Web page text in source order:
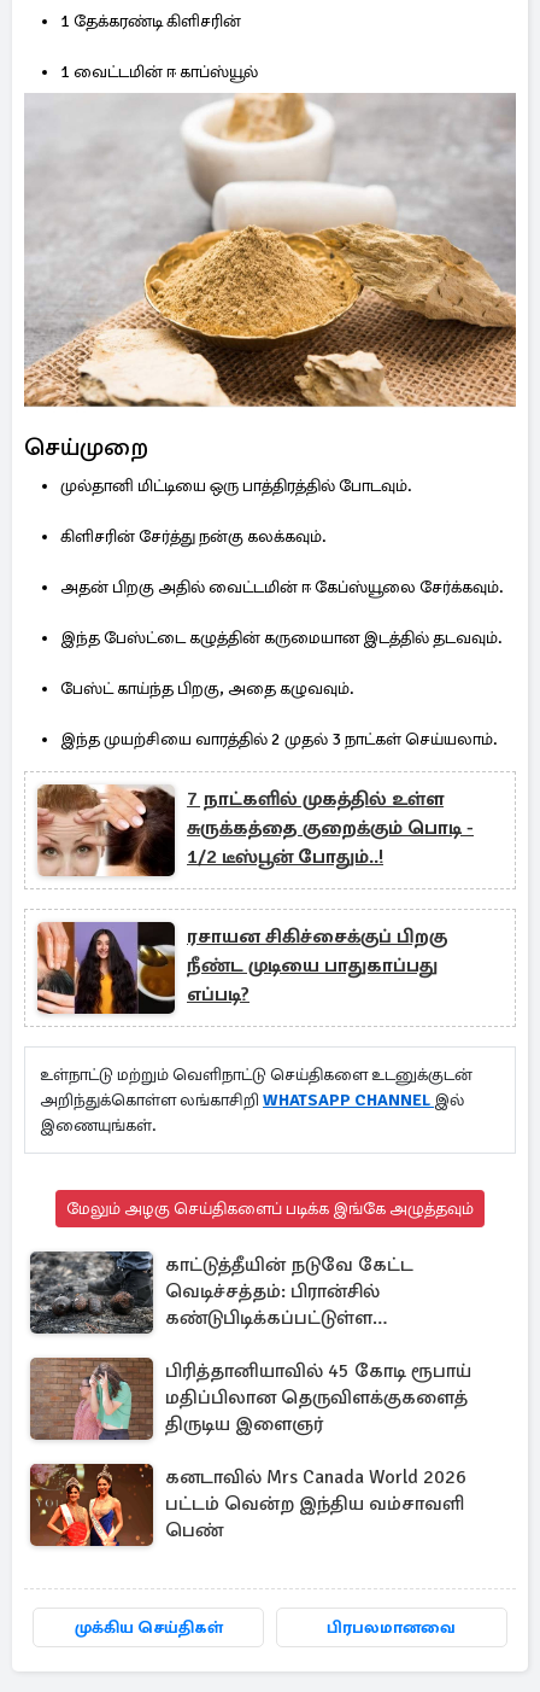
1 தேக்கரண்டி கிளிசரின்
1 வைட்டமின் ஈ காப்ஸ்யூல்
செய்முறை
முல்தானி மிட்டியை ஒரு பாத்திரத்தில் போடவும்.
கிளிசரின் சேர்த்து நன்கு கலக்கவும்.
அதன் பிறகு அதில் வைட்டமின் ஈ கேப்ஸ்யூலை சேர்க்கவும்.
இந்த பேஸ்ட்டை கழுத்தின் கருமையான இடத்தில் தடவவும்.
பேஸ்ட் காய்ந்த பிறகு, அதை கழுவவும்.
இந்த முயற்சியை வாரத்தில் 2 முதல் 3 நாட்கள் செய்யலாம்.
7 நாட்களில் முகத்தில் உள்ள
சுருக்கத்தை குறைக்கும் பொடி -
1/2 டீஸ்பூன் போதும்..!
ரசாயன சிகிச்சைக்குப் பிறகு
நீண்ட முடியை பாதுகாப்பது
எப்படி?
உள்நாட்டு மற்றும் வெளிநாட்டு செய்திகளை உடனுக்குடன்
அறிந்துக்கொள்ள லங்காசிறி WHATSAPP CHANNEL இல்
இணையுங்கள்.
மேலும் அழகு செய்திகளைப் படிக்க இங்கே அழுத்தவும்
காட்டுத்தீயின் நடுவே கேட்ட
வெடிச்சத்தம்: பிரான்சில்
கண்டுபிடிக்கப்பட்டுள்ள
பிரித்தானியாவில் 45 கோடி ரூபாய்
மதிப்பிலான தெருவிளக்குகளைத்
திருடிய இளைஞர்
கனடாவில் Mrs Canada World 2026
பட்டம் வென்ற இந்திய வம்சாவளி
பெண்
முக்கிய செய்திகள் பிரபலமானவை